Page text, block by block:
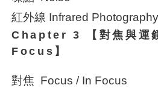
紅外線 Infrared Photography
Chapter 3 【對焦與
Focus】
對焦 Focus / In Focus